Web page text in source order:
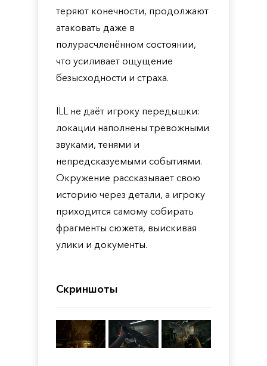
теряют конечности, продолжают
атаковать даже в
полурасчленённом состоянии,
что усиливает ощущение
безысходности и страха.
ILL не даёт игроку передышки:
локации наполнены тревожными
звуками, тенями и
непредсказуемыми событиями.
Окружение рассказывает свою
историю через детали, а игроку
приходится самому собирать
фрагменты сюжета, выискивая
улики и документы.
Скриншоты